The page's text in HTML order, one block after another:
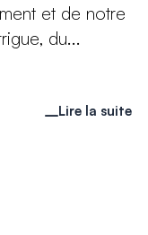
et de notre
du...
Lire la suite